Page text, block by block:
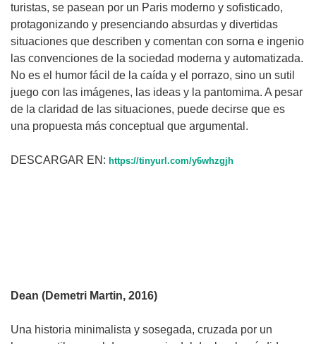
turistas, se pasean por un Paris moderno y sofisticado,
protagonizando y presenciando absurdas y divertidas
situaciones que describen y comentan con sorna e ingenio
las convenciones de la sociedad moderna y automatizada.
No es el humor fácil de la caída y el porrazo, sino un sutil
juego con las imágenes, las ideas y la pantomima. A pesar
de la claridad de las situaciones, puede decirse que es
una propuesta más conceptual que argumental.
DESCARGAR EN: https://tinyurl.com/y6whzgjh
Dean (Demetri Martin, 2016)
Una historia minimalista y sosegada, cruzada por un